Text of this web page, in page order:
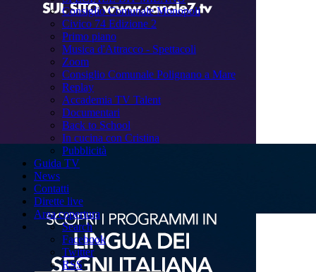
Consiglio Comunale Monopoli
Civico 74 Edizione 2
Primo piano
Musica d'Attracco - Spettacoli
Zoom
Consiglio Comunale Polignano a Mare
Replay
Accademia TV Talent
Documentari
Back to School
In cucina con Cristina
Pubblicità
Guida TV
News
Contatti
Dirette live
Area copertura
Search
Facebook
Twitter
RSS